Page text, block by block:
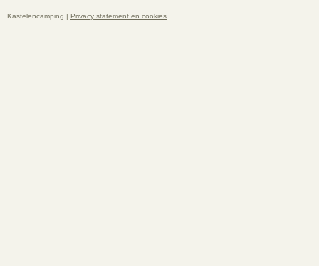
Kastelencamping | Privacy statement en cookies